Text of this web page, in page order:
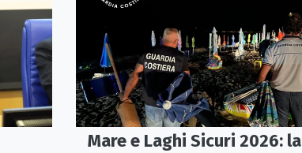
Mare e Laghi Sicuri 2026: la